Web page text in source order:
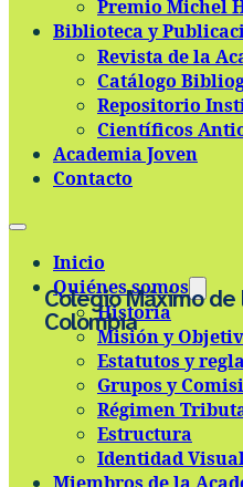
Skip to main contentSkip to
Premio Michel
Biblioteca y
Revista de la
Catálogo
Repositorio
Científicos
Academia Joven
Contacto
Inicio
Quiénes somos
Historia
Misión y
Estatutos y
Grupos y
Régimen
Estructura
Identidad
Miembros de la
Colegio Máximo
Colombia